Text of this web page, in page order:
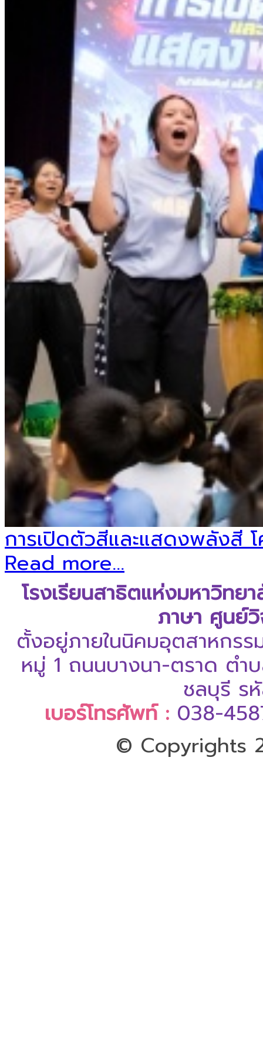
การเปิดตัวสีและแสดงพลังสี โ
Read more...
โรงเรียนสาธิตแห่งมหาวิทย
ภาษา ศูนย์
ตั้งอยู่ภายในนิคมอุตสาหกร
หมู่ 1 ถนนบางนา-ตราด ตำ
ชลบุรี ร
เบอร์โทรศัพท์ : 038-
© Copyrights